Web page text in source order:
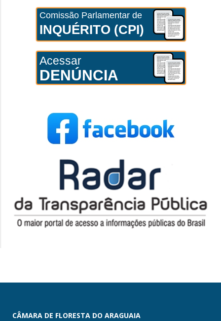
Comissão Parlamentar de
INQUÉRITO (CPI)
Acessar
DENÚNCIA
CÂMARA DE FLORESTA DO ARAGUAIA